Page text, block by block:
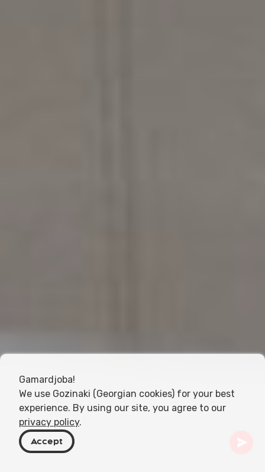
Gamardjoba!
We use Gozinaki (Georgian cookies) for your best
experience. By using our site, you agree to our
privacy policy.
Accept